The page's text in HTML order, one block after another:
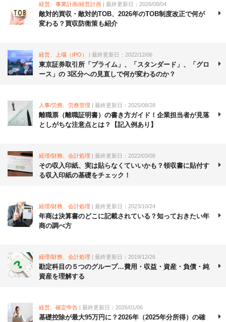
経営、事業計画/経営計画 | 最終更新日：2026/08/04
敵対的買収・敵対的TOB、2026年のTOB制度改正で何が
変わる？買収防衛策も紹介
経営、上場（IPO） | 最終更新日：2022/12/06
東京証券取引所「プライム」、「スタンダード」、「グロ
ース」の 3区分への見直しで何が変わるのか？
人事/労務、労務管理 | 最終更新日：2025/08/28
離職票（離職証明書）の書き方ガイド！企業担当者が見落
としがちな注意点とは？【記入例あり】
経理/財務、会計処理 | 最終更新日：2022/03/08
その収入印紙、実は貼らなくていいかも？領収書に貼付す
る収入印紙の基礎をチェック！
経理/財務、会計処理 | 最終更新日：2023/10/24
年商は決算書のどこに記載されている？知っておきたい年
商の調べ方
経理/財務、会計処理 | 最終更新日：2019/12/26
勘定科目の５つのグループ…費用・収益・資産・負債・純
資産を理解する
経営、確定申告 | 最終更新日：2026/01/06
基礎控除が最大95万円に？2026年（2025年分所得）の確